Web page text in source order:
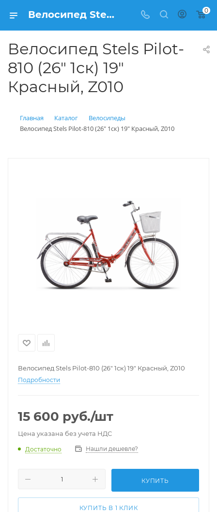
Велосипед Stels Pilot-810 (26" 1ск) 19" Красный, Z010 купить: цена 15 600 рублей в Балашихе | Интернет магазин Вело150 0
Велосипед Stels Pilot-
810 (26" 1ск) 19"
Красный, Z010
Главная Каталог
Велосипеды
Велосипед Stels Pilot-810 (26" 1ск) 19" Красный, Z010
Велосипед Stels Pilot-810 (26" 1ск) 19" Красный, Z010
Подробности
15 600 руб./шт
Цена указана без учета НДС
Достаточно Нашли дешевле?
КУПИТЬ
КУПИТЬ В 1 КЛИК